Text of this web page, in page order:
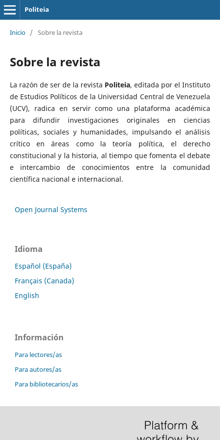
Politeia
Inicio / Sobre la revista
Sobre la revista
La razón de ser de la revista Politeia, editada por el Instituto
de Estudios Políticos de la Universidad Central de Venezuela
(UCV), radica en servir como una plataforma académica
para difundir investigaciones originales en ciencias
políticas, sociales y humanidades, impulsando el análisis
crítico en áreas como la teoría política, el derecho
constitucional y la historia, al tiempo que fomenta el debate
e intercambio de conocimientos entre la comunidad
científica nacional e internacional.
Open Journal Systems
Idioma
Español (España)
Français (Canada)
English
Información
Para lectores/as
Para autores/as
Para bibliotecarios/as